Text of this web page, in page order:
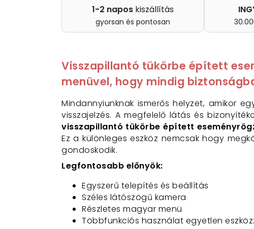
1-2 naposkiszállítás
gyorsan és pontosan
Visszapillantó tükörbe épített
menüvel, hogy mindig
Mindannyiunknak ismerős helyzet, amikor
visszajelzés. A megfelelő látás és
visszapillantó tükörbe épített
Ez a különleges eszköz nemcsak hogy
gondoskodik.
Legfontosabb előnyök:
Egyszerű telepítés és beállítás
Széles látószögű kamera
Részletes magyar menü
Többfunkciós használat egyetlen